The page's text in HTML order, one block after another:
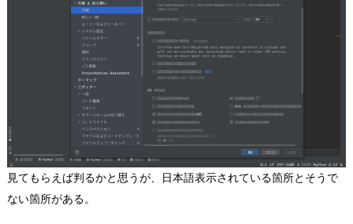
見てもらえば判るかと思うが、日本語表示されている箇所とそうで
ない箇所がある。